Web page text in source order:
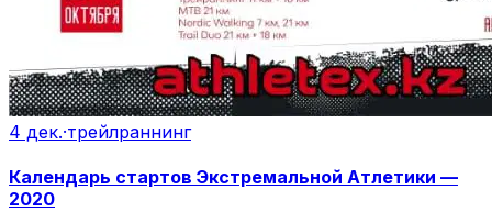
4 дек.·трейлраннинг
Календарь стартов Экстремальной Атлетики —
2020